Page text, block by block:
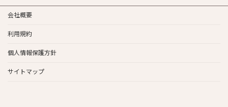
会社概要
利用規約
個人情報保護方針
サイトマップ